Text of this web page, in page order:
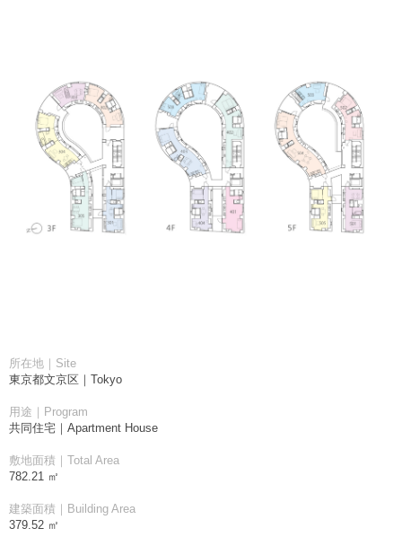
所在地｜Site
東京都文京区｜Tokyo
用途｜Program
共同住宅｜Apartment House
敷地面積｜Total Area
782.21 ㎡
建築面積｜Building Area
379.52 ㎡